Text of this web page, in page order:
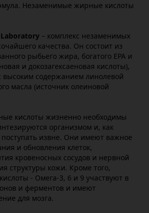
Незаменимые жирные кислоты
Laboratory – комплекс незаменимых
качества. Он состоит из
рыбьего жира, богатого EPA и
и докозагексаеновая кислоты),
высоким содержанием линолевой
масла (источник олеиновой
кислоты жизненно необходимы
организмом и, как
извне. Они имеют важное
и обновления клеток,
кровеносных сосудов и нервной
структуры кожи. Кроме того,
- Омега-3, 6 и 9 участвуют в
и ферментов и имеют
для мозга.